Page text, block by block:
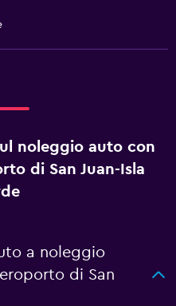
noleggio auto con
di San Juan-Isla
a noleggio
di San